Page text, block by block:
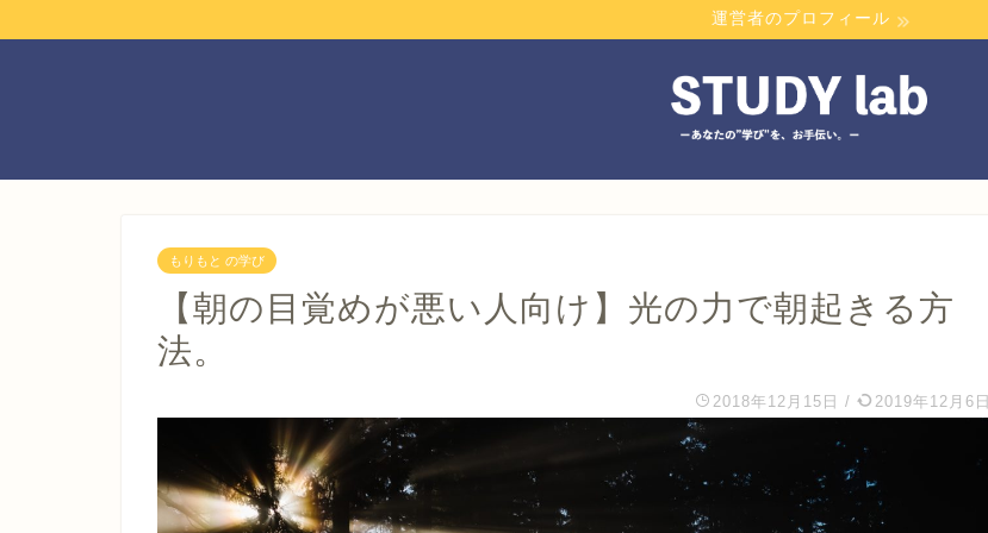
運営者のプロフィール
もりもと の学び
【朝の目覚めが悪い人向け】光の力で朝起きる方
法。
2018年12月15日 / 2019年12月6日